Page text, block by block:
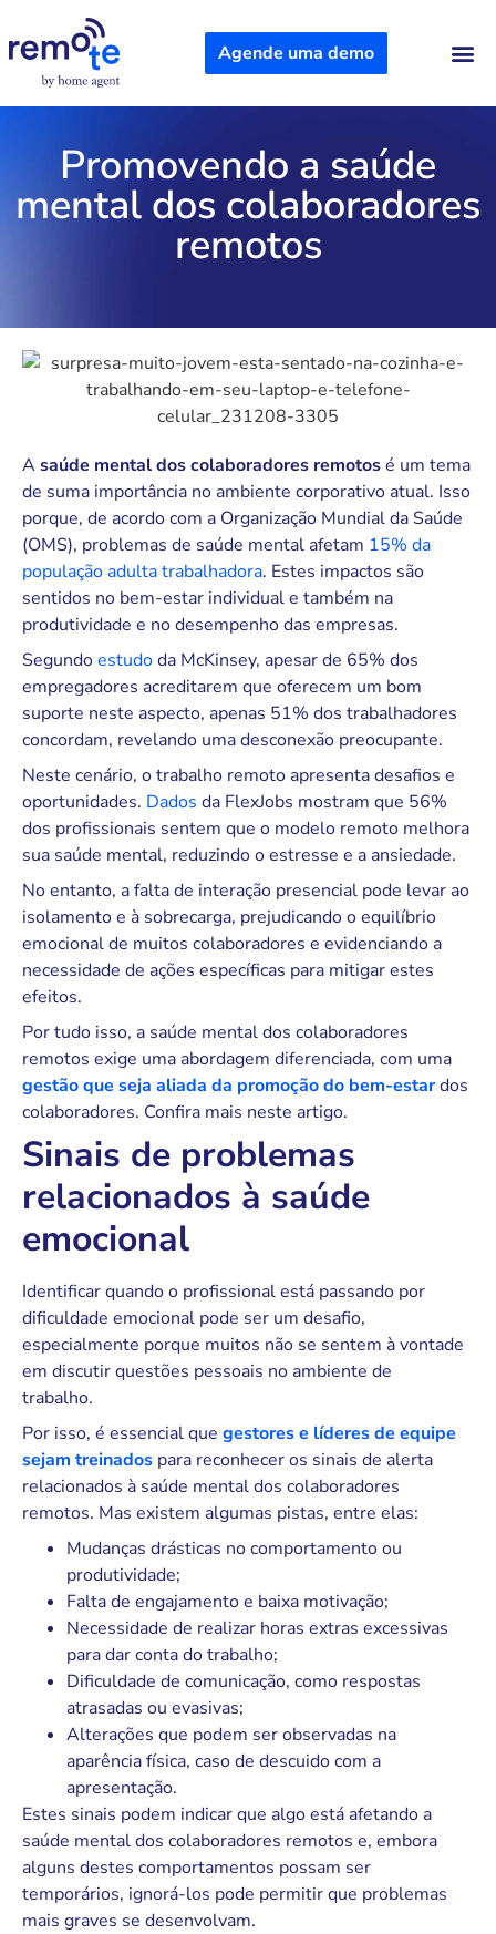
Agende uma demo
Promovendo a saúde
mental dos colaboradores
remotos
Asaúde mental dos colaboradores remotosé um tema
de suma importância no ambiente corporativo atual. Isso
porque, de acordo com a Organização Mundial da Saúde
(OMS), problemas de saúde mental afetam 15% da
população adulta trabalhadora. Estes impactos são
sentidos no bem-estar individual e também na
produtividade e no desempenho das empresas.
Segundoestudoda McKinsey, apesar de 65% dos
empregadores acreditarem que oferecem um bom
suporte neste aspecto, apenas 51% dos trabalhadores
concordam, revelando uma desconexão preocupante.
Neste cenário, o trabalho remoto apresenta desafios e
oportunidades. Dados da FlexJobs mostram que 56%
dos profissionais sentem que o modelo remoto melhora
sua saúde mental, reduzindo o estresse e a ansiedade.
No entanto, a falta de interação presencial pode levar ao
isolamento e à sobrecarga, prejudicando o equilíbrio
emocional de muitos colaboradores e evidenciando a
necessidade de ações específicas para mitigar estes
efeitos.
Por tudo isso, a saúde mental dos colaboradores
remotos exige uma abordagem diferenciada, com uma
gestão que seja aliada da promoção do bem-estardos
colaboradores. Confira mais neste artigo.
Sinais de problemas
relacionados à saúde
emocional
Identificar quando o profissional está passando por
dificuldade emocional pode ser um desafio,
especialmente porque muitos não se sentem à vontade
em discutir questões pessoais no ambiente de
trabalho.
Por isso, é essencial que gestores e líderes de equipe
sejam treinados para reconhecer os sinais de alerta
relacionados à saúde mental dos colaboradores
remotos. Mas existem algumas pistas, entre elas:
Mudanças drásticas no comportamento ou
produtividade;
Falta de engajamento e baixa motivação;
Necessidade de realizar horas extras excessivas
para dar conta do trabalho;
Dificuldade de comunicação, como respostas
atrasadas ou evasivas;
Alterações que podem ser observadas na
aparência física, caso de descuido com a
apresentação.
Estes sinais podem indicar que algo está afetando a
saúde mental dos colaboradores remotos e, embora
alguns destes comportamentos possam ser
temporários, ignorá-los pode permitir que problemas
mais graves se desenvolvam.